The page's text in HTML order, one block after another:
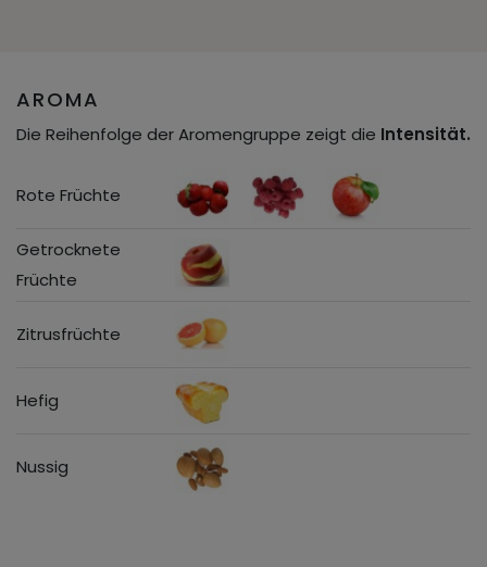
AROMA
Die Reihenfolge der Aromengruppe zeigt die Intensität.
Rote Früchte
Getrocknete
Früchte
Zitrusfrüchte
Hefig
Nussig